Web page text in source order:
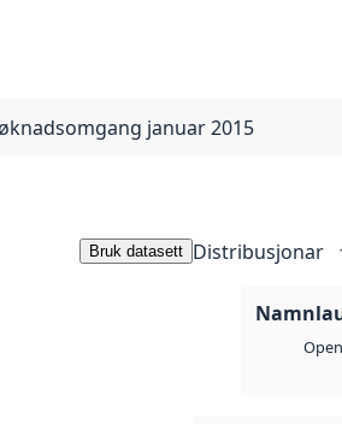
januar 2015
Bruk datasett Distribusjonar